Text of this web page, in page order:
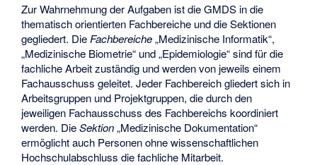
Zur Wahrnehmung der Aufgaben ist die GMDS in die
thematisch orientierten Fachbereiche und die Sektionen
gegliedert. Die Fachbereiche„Medizinische Informatik“,
„Medizinische Biometrie“ und „Epidemiologie“ sind für die
fachliche Arbeit zuständig und werden von jeweils einem
Fachausschuss geleitet. Jeder Fachbereich gliedert sich in
Arbeitsgruppen und Projektgruppen, die durch den
jeweiligen Fachausschuss des Fachbereichs koordiniert
werden. DieSektion„Medizinische Dokumentation“
ermöglicht auch Personen ohne wissenschaftlichen
Hochschulabschluss die fachliche Mitarbeit.